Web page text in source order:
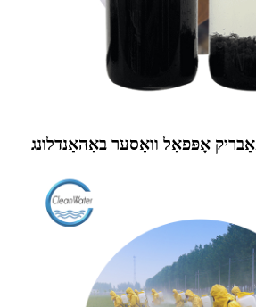
אָפּפאַל וואַסער באַהאַנדלונג